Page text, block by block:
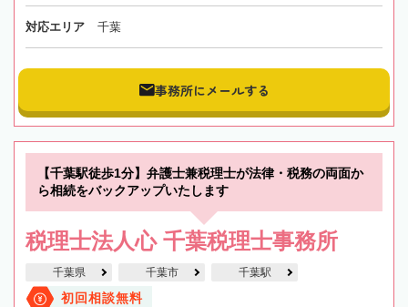
対応エリア 千葉
事務所にメールする
【千葉駅徒歩1分】弁護士兼税理士が法律・税務の両面か
ら相続をバックアップいたします
税理士法人心 千葉税理士事務所
千葉県 千葉市 千葉駅
初回相談無料